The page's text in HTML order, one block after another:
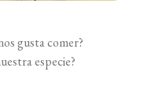
gusta comer?
especie?